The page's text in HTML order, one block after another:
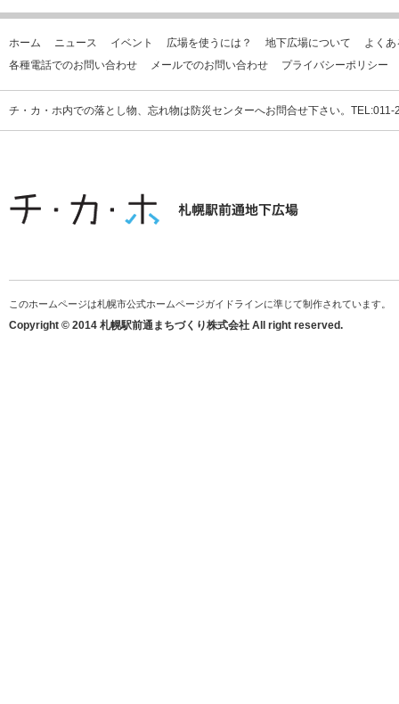
ホーム ニュース イベント 広場を使うには？ 地下広場について
よく
各種電話でのお問い合わせ
メールでのお問い合わせ プライバシーポリシー
チ・カ・ホ内での落とし物、忘れ物は防災センターへお問合せ下さい。
このホームページは札幌市公式ホームページガイドラインに準じて制作されています。
Copyright © 2014 札幌駅前通まちづくり株式会社 All right reserved.